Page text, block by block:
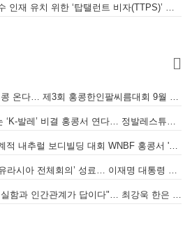
[홍콩 비자 안내] 세계적 우수 인재 유치 위한 ‘탑탤런트 비자(TTPS)’ 주요 요건
세계 챔피언 홍지승 선수 홍콩 온다… 제3회 홍콩한인팔씨름대회 9월 12일 개최
[홍콩한인] 세계 무대 누비는 ‘K-발레’ 비결 홍콩서 연다… 정발레스튜디오 개원
[홍콩한인] 이흥수 약사, 세계적 내추럴 보디빌딩 대회 WNBF 홍콩서 '마스터 부문 1위' 기염
[홍콩한인] 민주평통 ‘2026 유라시아 전체회의’ 성료… 이재명 대통령 참석으로 의미 더해
[인터뷰] "불확실한 미래, 성실함과 인간관계가 답이다"… 최강욱 한은 부소장이 청소년들에게 전하는 응원